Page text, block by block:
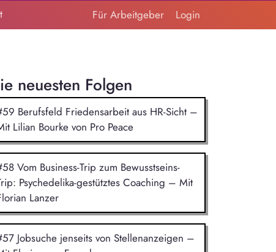
Für Arbeitgeber Login
neuesten Folgen
Berufsfeld Friedensarbeit aus HR-Sicht –
Lilian Bourke von Pro Peace
Vom Business-Trip zum Bewusstseins-
Psychedelika-gestütztes Coaching – Mit
Lanzer
Jobsuche jenseits von Stellenanzeigen –